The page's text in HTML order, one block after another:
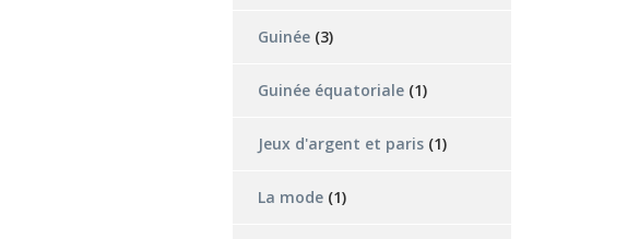
Guinée (3)
Guinée équatoriale (1)
Jeux d'argent et paris (1)
La mode (1)